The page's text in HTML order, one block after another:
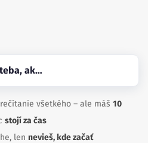
ak…
všetkého – ale máš 10
stojí za čas
len nevieš, kde začať